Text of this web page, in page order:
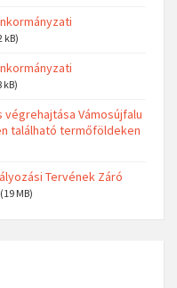
kB)
kB)
Vámosújfalu
található termőföldeken
Tervének Záró
(19 MB)